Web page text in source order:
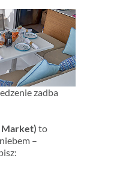
zadba
Market) to
–